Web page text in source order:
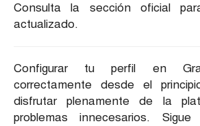
Consulta la sección oficial
actualizado.
Configurar tu perfil en
correctamente desde el
disfrutar plenamente de la
problemas innecesarios.